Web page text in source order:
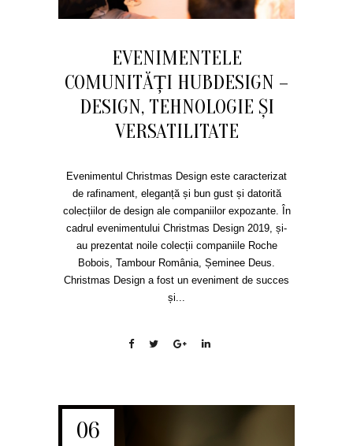
EVENIMENTELE
COMUNITĂȚI HUBDESIGN –
DESIGN, TEHNOLOGIE ȘI
VERSATILITATE
Evenimentul Christmas Design este caracterizat
de rafinament, eleganță și bun gust și datorită
colecțiilor de design ale companiilor expozante. În
cadrul evenimentului Christmas Design 2019, și-
au prezentat noile colecții companiile Roche
Bobois, Tambour România, Șeminee Deus.
Christmas Design a fost un eveniment de succes
și...
06